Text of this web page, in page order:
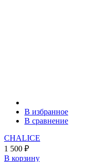
В избранное
В сравнение
CHALICE
1 500 ₽
В корзину